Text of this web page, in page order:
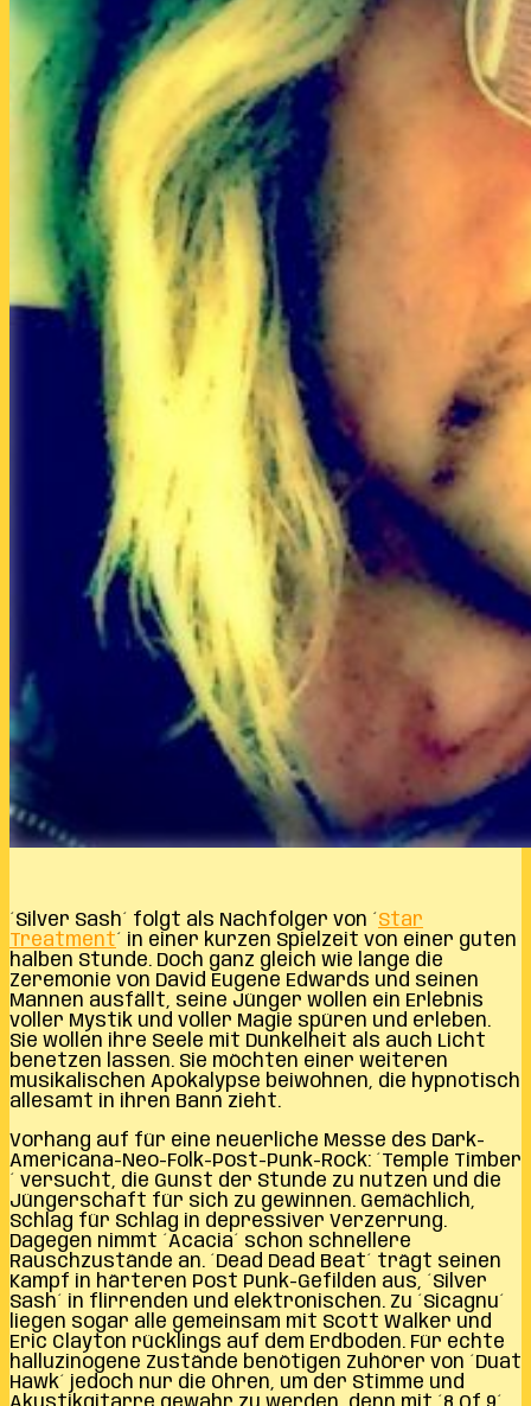
´Silver Sash´ folgt als Nachfolger von ´Star
Treatment´ in einer kurzen Spielzeit von einer guten
halben Stunde. Doch ganz gleich wie lange die
Zeremonie von David Eugene Edwards und seinen
Mannen ausfällt, seine Jünger wollen ein Erlebnis
voller Mystik und voller Magie spüren und erleben.
Sie wollen ihre Seele mit Dunkelheit als auch Licht
benetzen lassen. Sie möchten einer weiteren
musikalischen Apokalypse beiwohnen, die hypnotisch
allesamt in ihren Bann zieht.
Vorhang auf für eine neuerliche Messe des Dark-
Americana-Neo-Folk-Post-Punk-Rock: ´Temple Timber
´ versucht, die Gunst der Stunde zu nutzen und die
Jüngerschaft für sich zu gewinnen. Gemächlich,
Schlag für Schlag in depressiver Verzerrung.
Dagegen nimmt ´Acacia´ schon schnellere
Rauschzustände an. ´Dead Dead Beat´ trägt seinen
Kampf in härteren Post Punk-Gefilden aus, ´Silver
Sash´ in flirrenden und elektronischen. Zu ´Sicagnu´
liegen sogar alle gemeinsam mit Scott Walker und
Eric Clayton rücklings auf dem Erdboden. Für echte
halluzinogene Zustände benötigen Zuhörer von ´Duat
Hawk´ jedoch nur die Ohren, um der Stimme und